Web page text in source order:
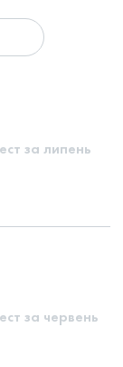
за липень
за червень